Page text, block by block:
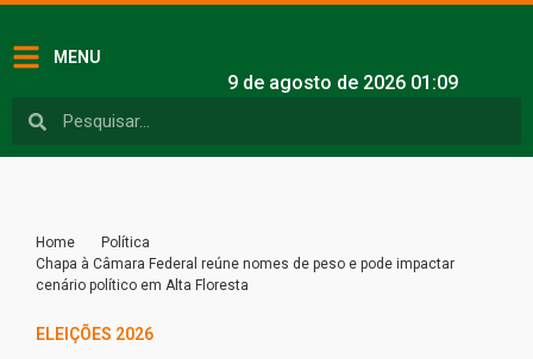
MENU
9 de agosto de 2026 01:09
Home
Política
Chapa à Câmara Federal reúne nomes de peso e pode impactar
cenário político em Alta Floresta
ELEIÇÕES 2026